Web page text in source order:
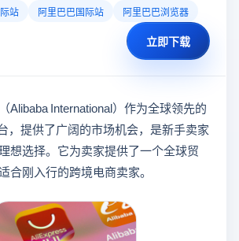
站 阿里巴巴国际站 阿里巴巴浏览器
立即下载
（Alibaba International）作为全球领先的
，提供了广阔的市场机会，是新手卖家
想选择。它为卖家提供了一个全球贸
合刚入行的跨境电商卖家。